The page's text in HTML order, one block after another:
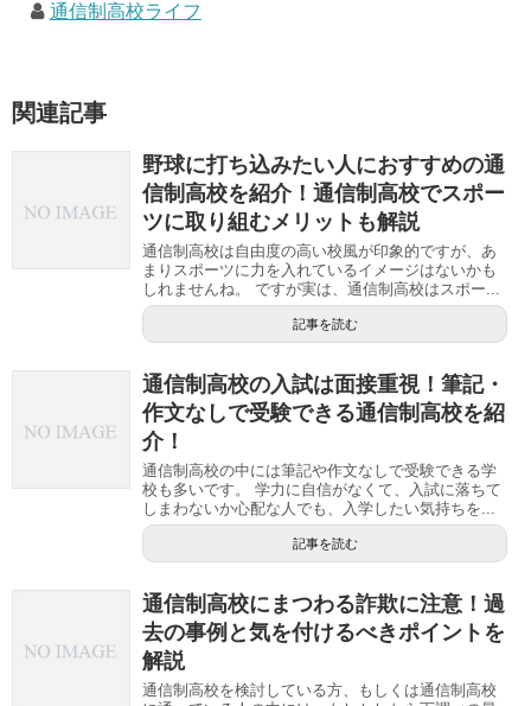
通信制高校ライフ
関連記事
野球に打ち込みたい人におすすめの通
信制高校を紹介！通信制高校でスポー
ツに取り組むメリットも解説
通信制高校は自由度の高い校風が印象的ですが、あ
まりスポーツに力を入れているイメージはないかも
しれませんね。 ですが実は、通信制高校はスポー...
記事を読む
通信制高校の入試は面接重視！筆記・
作文なしで受験できる通信制高校を紹
介！
通信制高校の中には筆記や作文なしで受験できる学
校も多いです。 学力に自信がなくて、入試に落ちて
しまわないか心配な人でも、入学したい気持ちを...
記事を読む
通信制高校にまつわる詐欺に注意！過
去の事例と気を付けるべきポイントを
解説
通信制高校を検討している方、もしくは通信制高校